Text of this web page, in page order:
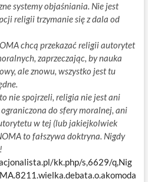
systemy objaśniania. Nie jest
religii trzymanie się z dala od
chcą przekazać religii autorytet
zaprzeczając, by nauka
ale znowu, wszystko jest tu
nie spojrzeli, religia nie jest ani
do sfery moralnej, ani
w tej (lub jakiejkolwiek
to fałszywa doktryna. Nigdy
kk.php/s,6629/q,Nig